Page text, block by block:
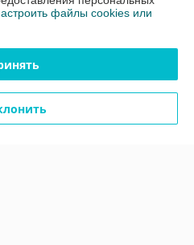
Deal.by
файлы cookies или